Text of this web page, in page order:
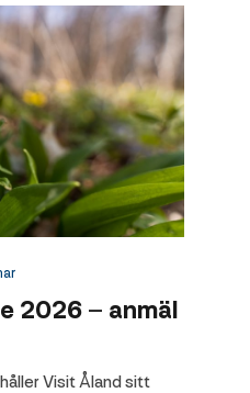
2026 – anmäl
Visit Åland sitt